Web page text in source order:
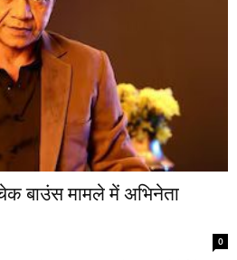
बाउंस मामले में अभिनेता
0